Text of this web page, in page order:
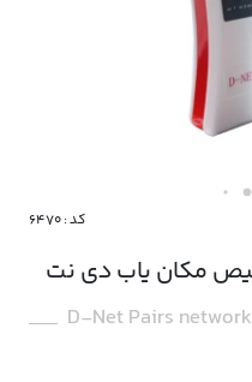
کد : ۶۴۷۰
مکان یاب دی نت
D-Net Pairs